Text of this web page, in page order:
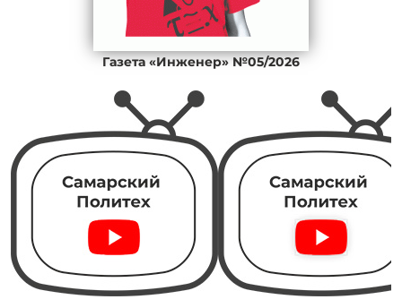
Газета «Инженер» №05/2026